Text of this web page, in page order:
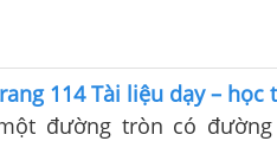
114 Tài liệu dạy – học
đường tròn có